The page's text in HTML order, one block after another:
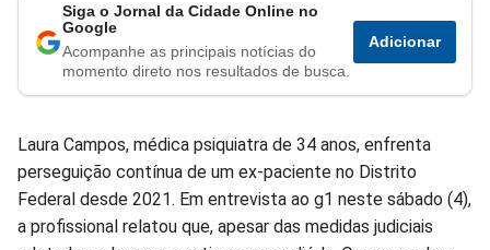
Compartilhar
no
Compartilhar
no
Compartilhar
no
Compartilhar
no
Compartilhar
no
no
Siga o Jornal da Cidade Online no
Google
Acompanhe as principais notícias do
momento direto nos resultados de busca.
Adicionar
Laura Campos, médica psiquiatra de 34 anos, enfrenta
perseguição contínua de um ex-paciente no Distrito
Federal desde 2021. Em entrevista ao g1 neste sábado (4),
a profissional relatou que, apesar das medidas judiciais